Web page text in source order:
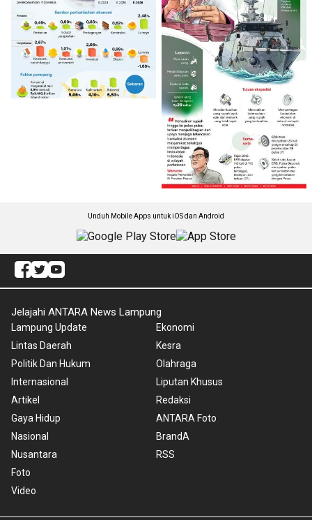
Unduh Mobile Apps untuk iOS dan Android
Jelajahi ANTARA News Lampung
Lampung Update
Lintas Daerah
Politik Dan Hukum
Internasional
Artikel
Gaya Hidup
Nasional
Nusantara
Foto
Video
Ekonomi
Kesra
Olahraga
Liputan Khusus
Redaksi
ANTARA Foto
BrandA
RSS